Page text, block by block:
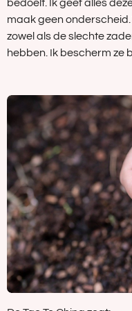
bedoelt. Ik geef alles
maak geen onderscheid.
zowel als de slechte
hebben. Ik bescherm ze